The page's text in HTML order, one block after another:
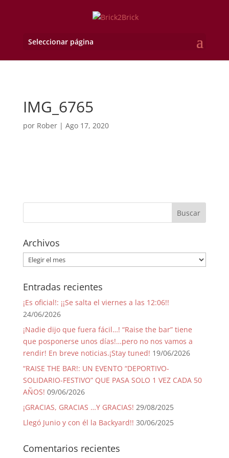
Seleccionar página
IMG_6765
por Rober| Ago 17, 2020
Archivos
Archivos
Entradas recientes
¡Es oficial!: ¡¡Se salta el viernes a las 12:06!!
24/06/2026
¡Nadie dijo que fuera fácil…! “Raise the bar” tiene
que posponerse unos días!…pero no nos vamos a
rendir! En breve noticias.¡Stay tuned! 19/06/2026
“RAISE THE BAR!: UN EVENTO “DEPORTIVO-
SOLIDARIO-FESTIVO” QUE PASA SOLO 1 VEZ CADA 50
AÑOS! 09/06/2026
¡GRACIAS, GRACIAS …Y GRACIAS! 29/08/2025
Llegó Junio y con él la Backyard!! 30/06/2025
Comentarios recientes